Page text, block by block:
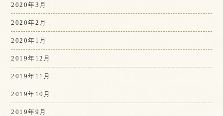
2020年3月
2020年2月
2020年1月
2019年12月
2019年11月
2019年10月
2019年9月